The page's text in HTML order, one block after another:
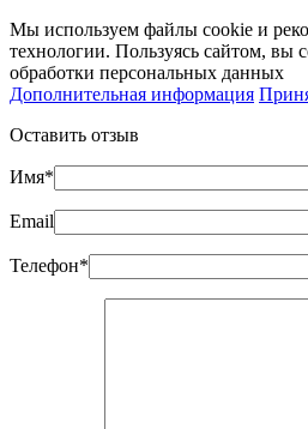
Мы используем файлы cookie и
технологии. Пользуясь сайтом, вы
обработки персональных данных
Дополнительная информация
Оставить отзыв
Имя*
Email
Телефон*